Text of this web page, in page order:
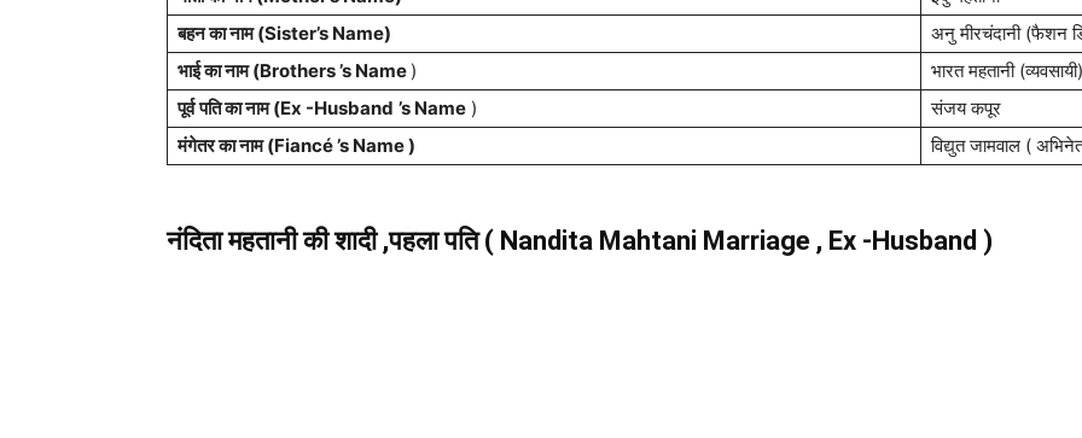
बहन का नाम (Sister’s Name)
अनु मीरचंदानी (फैशन
भाईका नाम(Brothers’s Name )
भारत महतानी (व्यवसायी)
पूर्व पतिका नाम(Ex -Husband ’s Name )
संजय कपूर
मंगेतरका नाम(Fiancé’s Name) विद्युत जामवाल (
नंदिता महतानी की शादी ,पहला पति ( Nandita Mahtani Marriage , Ex -Husband )